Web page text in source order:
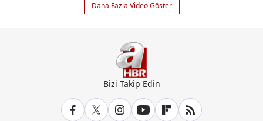
Daha Fazla Video Göster
Bizi Takip Edin